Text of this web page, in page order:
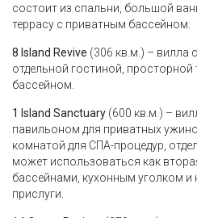
состоит из спальни, большой
террасу с приватным бассейном.
8 Island Revive (306 кв.м.) – вилла
отдельной гостиной,
бассейном.
1 Island Sanctuary (600 кв.м.) –
павильоном для приватных
комнатой для СПА-процедур,
может использоваться как
бассейнами, кухонным уголком
прислуги.